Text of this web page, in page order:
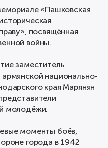
«Пашковская
посвящённая
войны.
заместитель
национально-
края Марянян
молодёжи.
моменты боёв,
города в 1942